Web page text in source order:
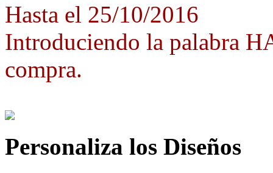
Hasta el 25/10/2016
Introduciendo la palabra
compra.
Personaliza los Diseños